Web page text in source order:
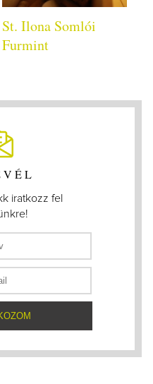
St. Ilona Somlói
Furmint
iratkozz fel